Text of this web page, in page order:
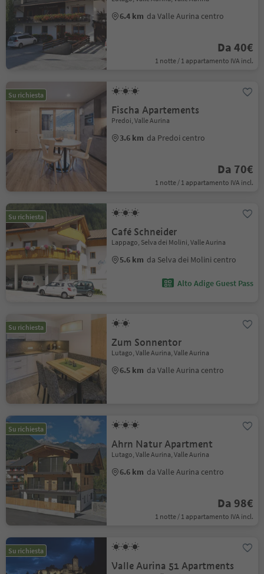
6.4 km da Valle Aurina centro
Da 40€
1 notte / 1 appartamento IVA incl.
Su richiesta
Fischa Apartements
Predoi, Valle Aurina
3.6 km da Predoi centro
Da 70€
1 notte / 1 appartamento IVA incl.
Su richiesta
Café Schneider
Lappago, Selva dei Molini, Valle Aurina
5.6 km da Selva dei Molini centro
Alto Adige Guest Pass
Su richiesta
Zum Sonnentor
Lutago, Valle Aurina, Valle Aurina
6.5 km da Valle Aurina centro
Su richiesta
Ahrn Natur Apartment
Lutago, Valle Aurina, Valle Aurina
6.6 km da Valle Aurina centro
Da 98€
1 notte / 1 appartamento IVA incl.
Su richiesta
Valle Aurina 51 Apartments